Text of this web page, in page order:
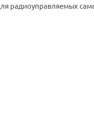
радиоуправляемых